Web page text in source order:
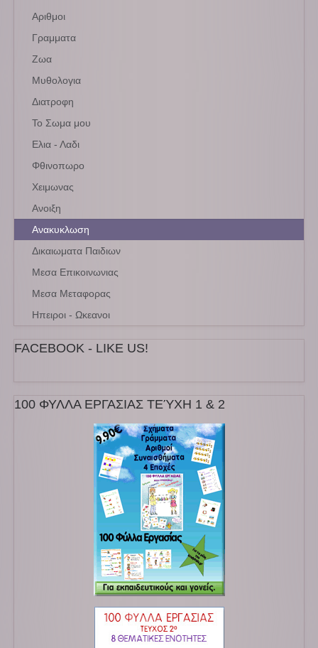
Αριθμοι
Γραμματα
Ζωα
Μυθολογια
Διατροφη
Το Σωμα μου
Ελια - Λαδι
Φθινοπωρο
Χειμωνας
Ανοιξη
Ανακυκλωση
Δικαιωματα Παιδιων
Μεσα Επικοινωνιας
Μεσα Μεταφορας
Ηπειροι - Ωκεανοι
FACEBOOK - LIKE US!
100 ΦΥΛΛΑ ΕΡΓΑΣΙΑΣ ΤΕΎΧΗ 1 & 2